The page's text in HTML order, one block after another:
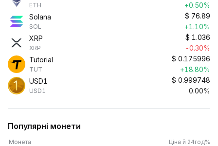
ETH
+0.50%
Solana
SOL
$ 76.89
+1.10%
XRP
XRP
$ 1.036
-0.30%
Tutorial
TUT
$ 0.175996
+18.80%
USD1
USD1
$ 0.999748
0.00%
Популярні монети
Монета Ціна й 24год%